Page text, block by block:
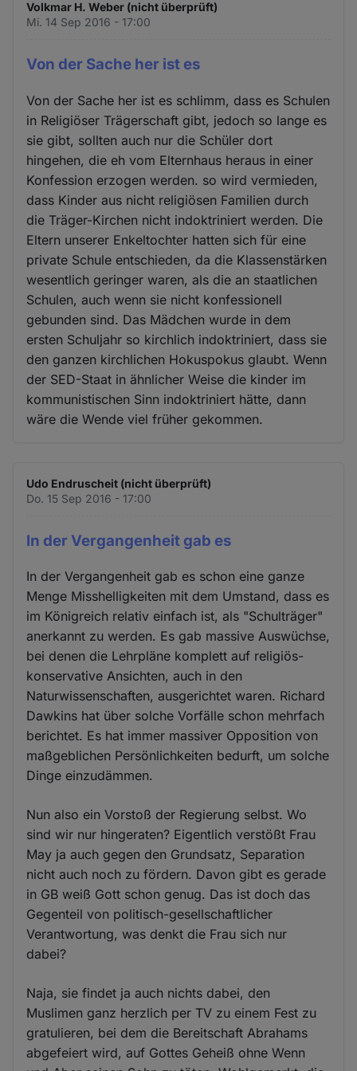
Volkmar H. Weber (nicht überprüft)
Mi. 14 Sep 2016 - 17:00
Von der Sache her ist es
Von der Sache her ist es schlimm, dass es Schulen
in Religiöser Trägerschaft gibt, jedoch so lange es
sie gibt, sollten auch nur die Schüler dort
hingehen, die eh vom Elternhaus heraus in einer
Konfession erzogen werden. so wird vermieden,
dass Kinder aus nicht religiösen Familien durch
die Träger-Kirchen nicht indoktriniert werden. Die
Eltern unserer Enkeltochter hatten sich für eine
private Schule entschieden, da die Klassenstärken
wesentlich geringer waren, als die an staatlichen
Schulen, auch wenn sie nicht konfessionell
gebunden sind. Das Mädchen wurde in dem
ersten Schuljahr so kirchlich indoktriniert, dass sie
den ganzen kirchlichen Hokuspokus glaubt. Wenn
der SED-Staat in ähnlicher Weise die kinder im
kommunistischen Sinn indoktriniert hätte, dann
wäre die Wende viel früher gekommen.
Udo Endruscheit (nicht überprüft)
Do. 15 Sep 2016 - 17:00
In der Vergangenheit gab es
In der Vergangenheit gab es schon eine ganze
Menge Misshelligkeiten mit dem Umstand, dass es
im Königreich relativ einfach ist, als "Schulträger"
anerkannt zu werden. Es gab massive Auswüchse,
bei denen die Lehrpläne komplett auf religiös-
konservative Ansichten, auch in den
Naturwissenschaften, ausgerichtet waren. Richard
Dawkins hat über solche Vorfälle schon mehrfach
berichtet. Es hat immer massiver Opposition von
maßgeblichen Persönlichkeiten bedurft, um solche
Dinge einzudämmen.
Nun also ein Vorstoß der Regierung selbst. Wo
sind wir nur hingeraten? Eigentlich verstößt Frau
May ja auch gegen den Grundsatz, Separation
nicht auch noch zu fördern. Davon gibt es gerade
in GB weiß Gott schon genug. Das ist doch das
Gegenteil von politisch-gesellschaftlicher
Verantwortung, was denkt die Frau sich nur
dabei?
Naja, sie findet ja auch nichts dabei, den
Muslimen ganz herzlich per TV zu einem Fest zu
gratulieren, bei dem die Bereitschaft Abrahams
abgefeiert wird, auf Gottes Geheiß ohne Wenn